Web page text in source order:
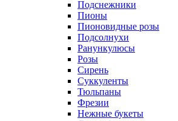
Подснежники
Пионы
Пионовидные розы
Подсолнухи
Ранункулюсы
Розы
Сирень
Суккуленты
Тюльпаны
Фрезии
Нежные букеты